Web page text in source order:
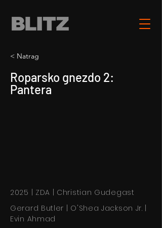
< Natrag
Roparsko gnezdo 2:
Pantera
2025 | ZDA | Christian Gudegast
Gerard Butler | O'Shea Jackson Jr. |
Evin Ahmad